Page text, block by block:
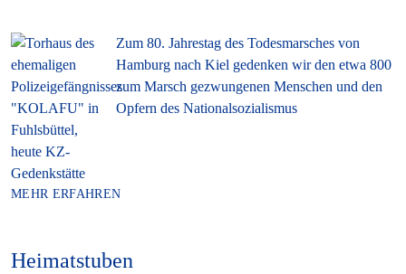
Zum 80. Jahrestag des Todesmarsches von
Hamburg nach Kiel gedenken wir den etwa 800
zum Marsch gezwungenen Menschen und den
Opfern des Nationalsozialismus
MEHR ERFAHREN
Heimatstuben